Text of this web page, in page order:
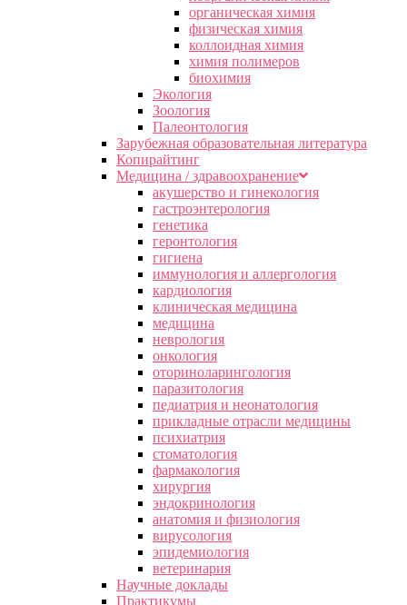
органическая химия
физическая химия
коллоидная химия
химия полимеров
биохимия
Экология
Зоология
Палеонтология
Зарубежная образовательная литература
Копирайтинг
Медицина / здравоохранение
акушерство и гинекология
гастроэнтерология
генетика
геронтология
гигиена
иммунология и аллергология
кардиология
клиническая медицина
медицина
неврология
онкология
оториноларингология
паразитология
педиатрия и неонатология
прикладные отрасли медицины
психиатрия
стоматология
фармакология
хирургия
эндокринология
анатомия и физиология
вирусология
эпидемиология
ветеринария
Научные доклады
Практикумы